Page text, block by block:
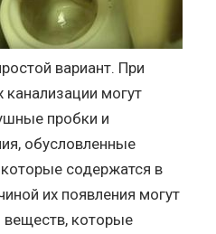
вариант. При
канализации могут
пробки и
обусловленные
содержатся в
их появления могут
веществ, которые